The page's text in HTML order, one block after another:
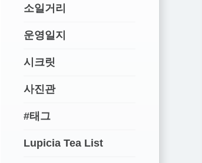
소일거리
운영일지
시크릿
사진관
#태그
Lupicia Tea List